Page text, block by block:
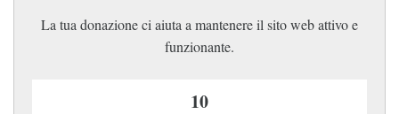
La tua donazione ci aiuta a mantenere il sito web attivo e
funzionante.